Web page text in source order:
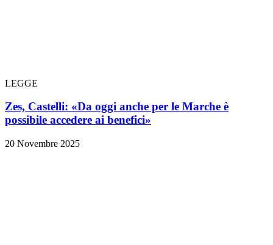
LEGGE
Zes, Castelli: «Da oggi anche per le Marche è
possibile accedere ai benefici»
20 Novembre 2025